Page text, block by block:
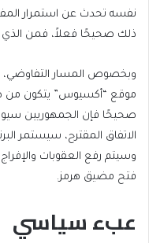
نفسه تحدث عن استمرار
ذلك صحيحًا فعلاً، فمن
وبخصوص المسار التفاوضي،
موقع “أكسيوس” يتكون من
صحيحًا فإن الجمهوريين
الاتفاق المقترح، سيستمر
وسيتم رفع العقوبات
فتح مضيق هرمز.
عبء سياسي